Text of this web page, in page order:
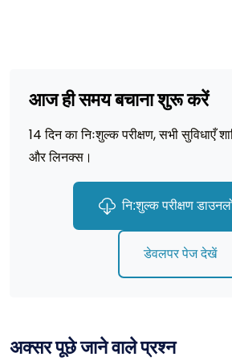
आज ही समय बचाना शुरू करें
14 दिन का निःशुल्क परीक्षण, सभी सुविधाएँ
और लिनक्स।
नि:शुल्क परीक्षण
डेवलपर पेज देखें
अक्सर पूछे जाने वाले प्रश्न